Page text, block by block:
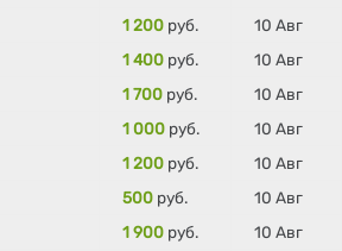
1 200 руб.
10 Авг
1 400 руб.
10 Авг
1 700 руб.
10 Авг
1 000 руб.
10 Авг
1 200 руб.
10 Авг
500 руб.
10 Авг
1 900 руб.
10 Авг